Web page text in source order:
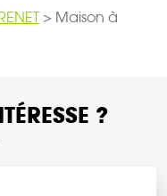
> Maison à
?